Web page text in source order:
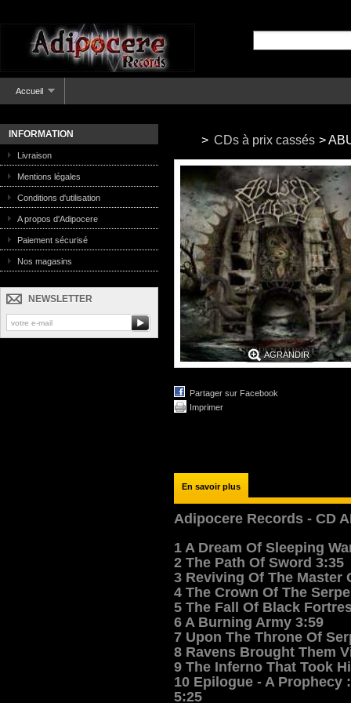
Accueil
INFORMATION
Livraison
Mentions légales
Conditions d'utilisation
A propos d'Adipocere
Paiement sécurisé
Nos magasins
NEWSLETTER
> CDs à prix cassés >
AGRANDIR
Partager sur Facebook
Imprimer
En savoir plus
Adipocere Records - CD
1 A Dream Of Sleeping
2 The Path Of Sword 3:35
3 Reviving Of The Master
4 The Crown Of The
5 The Fall Of Black
6 A Burning Army 3:59
7 Upon The Throne Of
8 Ravens Brought Them
9 The Inferno That Took
10 Epilogue - A Prophecy
5:25